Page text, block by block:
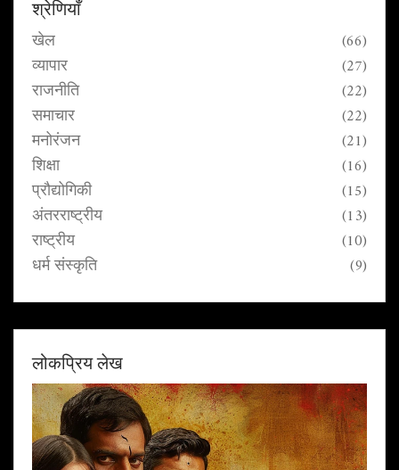
श्रेणियाँ
खेल (66)
व्यापार (27)
राजनीति (22)
समाचार (22)
मनोरंजन (21)
शिक्षा (16)
प्रौद्योगिकी (15)
अंतरराष्ट्रीय (13)
राष्ट्रीय (10)
धर्म संस्कृति (9)
लोकप्रिय लेख